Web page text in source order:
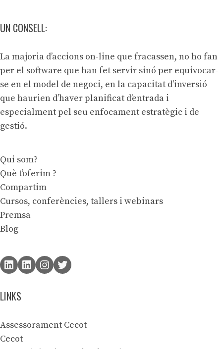
UN CONSELL:
La majoria d’accions on-line que fracassen, no ho fan
per el software que han fet servir sinó per equivocar-
se en el model de negoci, en la capacitat d’inversió
que haurien d’haver planificat d’entrada i
especialment pel seu enfocament estratègic i de
gestió.
Qui som?
Què t’oferim ?
Compartim
Cursos, conferències, tallers i webinars
Premsa
Blog
LINKS
Assessorament Cecot
Cecot